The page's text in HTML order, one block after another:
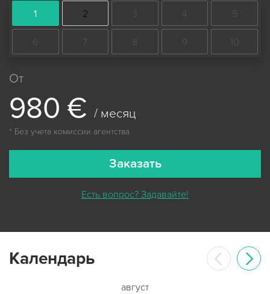
1 2 3 4 5
6 7 8 9 10
От
980 € / месяц
* Без учета комиссии агентства
Заказать
Есть вопрос? Задавайте!
Календарь
август